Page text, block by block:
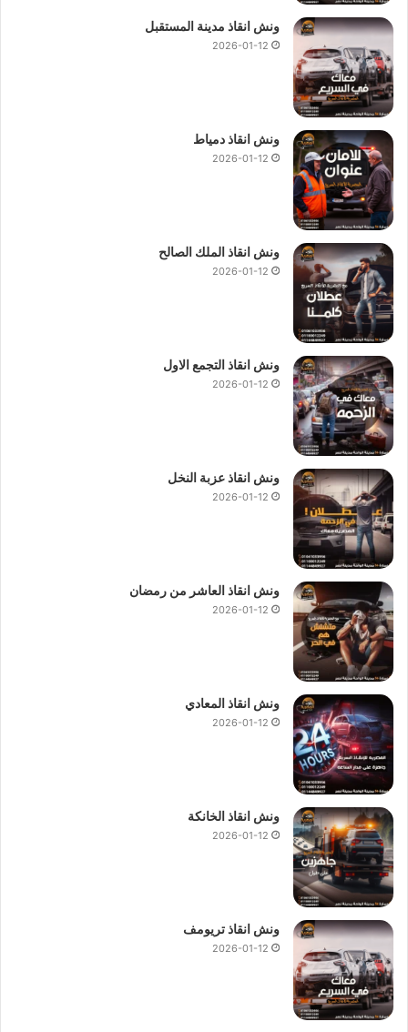
ونش انقاذ مدينة المستقبل
2026-01-12
ونش انقاذ دمياط
2026-01-12
ونش انقاذ الملك الصالح
2026-01-12
ونش انقاذ التجمع الاول
2026-01-12
ونش انقاذ عزبة النخل
2026-01-12
ونش انقاذ العاشر من رمضان
2026-01-12
ونش انقاذ المعادي
2026-01-12
ونش انقاذ الخانكة
2026-01-12
ونش انقاذ تريومف
2026-01-12